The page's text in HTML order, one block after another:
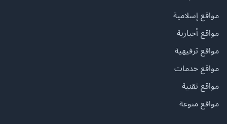
مواقع إسلامية
مواقع أخبارية
مواقع ترفيهية
مواقع خدمات
مواقع تقنية
مواقع منوعة